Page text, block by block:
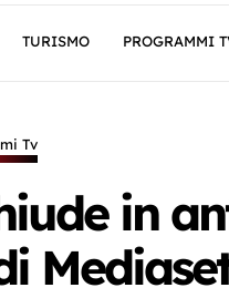
TURISMO PROGRAMMI
Tv
in